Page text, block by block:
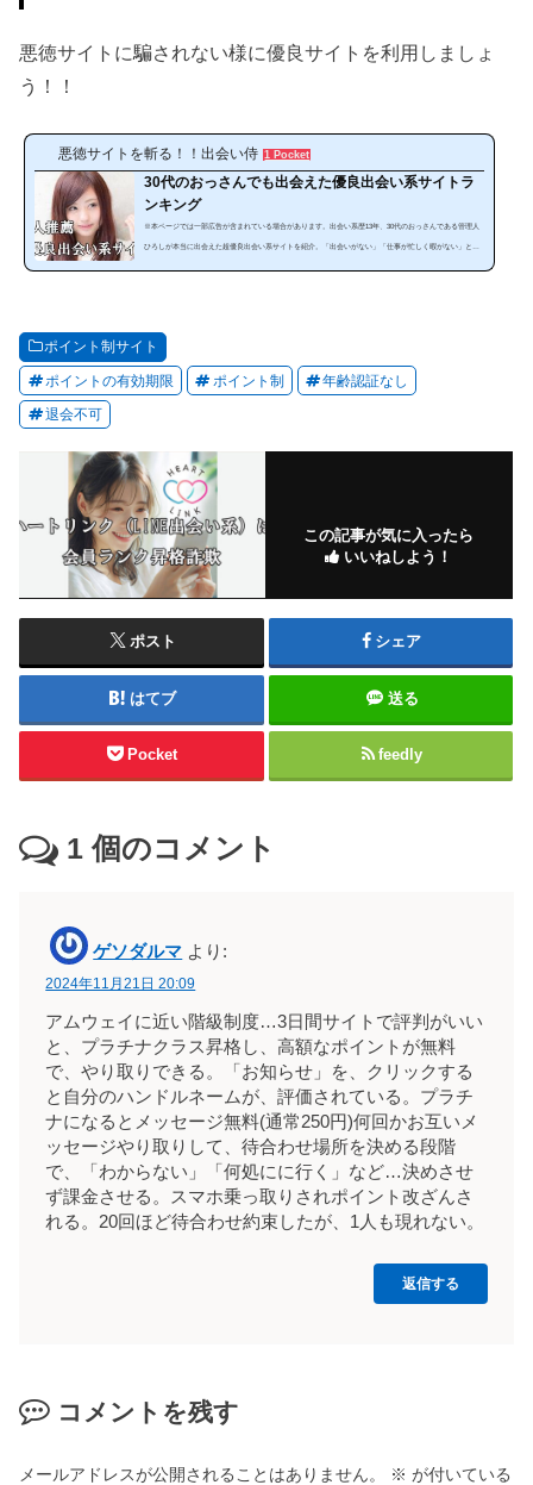
悪徳サイトに騙されない様に優良サイトを利用しましょ
う！！
悪徳サイトを斬る！！出会い侍 1 Pocket
30代のおっさんでも出会えた優良出会い系サイトラ
ンキング
※本ページでは一部広告が含まれている場合があります。出会い系歴13年、30代のおっさんである管理人
ひろしが本当に出会えた超優良出会い系サイトを紹介。「出会いがない」「仕事が忙しく暇がない」とい
ポイント制サイト
ポイントの有効期限 ポイント制 年齢認証なし
退会不可
この記事が気に入ったら
いいねしよう！
ポスト シェア
はてブ 送る
Pocket feedly
1 個のコメント
ゲソダルマ より:
2024年11月21日 20:09
アムウェイに近い階級制度…3日間サイトで評判がいい
と、プラチナクラス昇格し、高額なポイントが無料
で、やり取りできる。「お知らせ」を、クリックする
と自分のハンドルネームが、評価されている。プラチ
ナになるとメッセージ無料(通常250円)何回かお互いメ
ッセージやり取りして、待合わせ場所を決める段階
で、「わからない」「何処にに行く」など…決めさせ
ず課金させる。スマホ乗っ取りされポイント改ざんさ
れる。20回ほど待合わせ約束したが、1人も現れない。
返信する
コメントを残す
メールアドレスが公開されることはありません。 ※ が付いている